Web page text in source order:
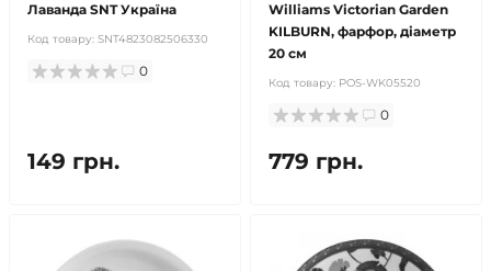
Лаванда SNT Україна
Код товару: SNT4823082506330
0
149 грн.
Williams Victorian Garden
KILBURN, фарфор, діаметр
20 см
Код товару: POS-WK05520
0
779 грн.